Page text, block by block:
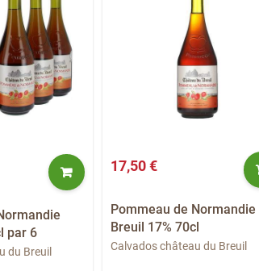
par 6
du Breuil
17,50 €
Pommeau de Normandie
Breuil 17% 70cl
Calvados château du Breuil